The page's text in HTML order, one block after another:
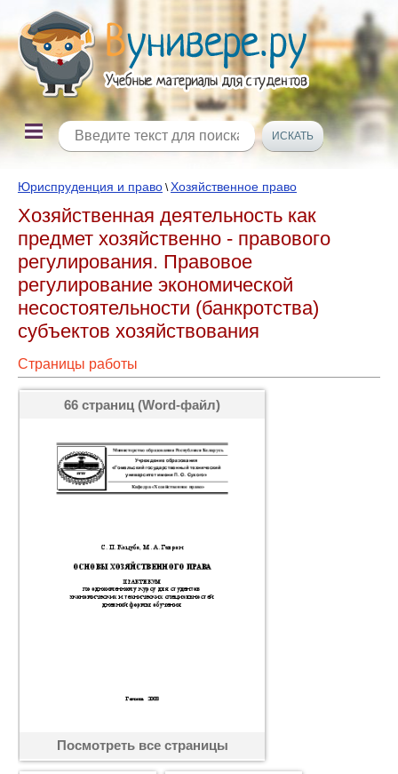
Юриспруденция и право \Хозяйственное право
Хозяйственная деятельность как
предмет хозяйственно - правового
регулирования. Правовое
регулирование экономической
несостоятельности (банкротства)
субъектов хозяйствования
Страницы работы
66 страниц (Word-файл)
Посмотреть все страницы